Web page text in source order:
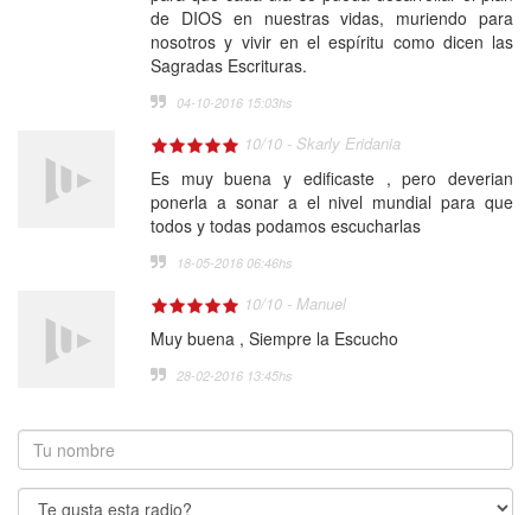
de DIOS en nuestras vidas, muriendo para
nosotros y vivir en el espíritu como dicen las
Sagradas Escrituras.
04-10-2016 15:03hs
10/10 - Skarly Eridania
Es muy buena y edificaste , pero deverian
ponerla a sonar a el nivel mundial para que
todos y todas podamos escucharlas
18-05-2016 06:46hs
10/10 - Manuel
Muy buena , Siempre la Escucho
28-02-2016 13:45hs